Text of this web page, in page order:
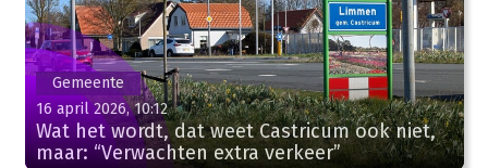
Gemeente
16 april 2026, 10:12
Wat het wordt, dat weet Castricum ook niet,
maar: “Verwachten extra verkeer”